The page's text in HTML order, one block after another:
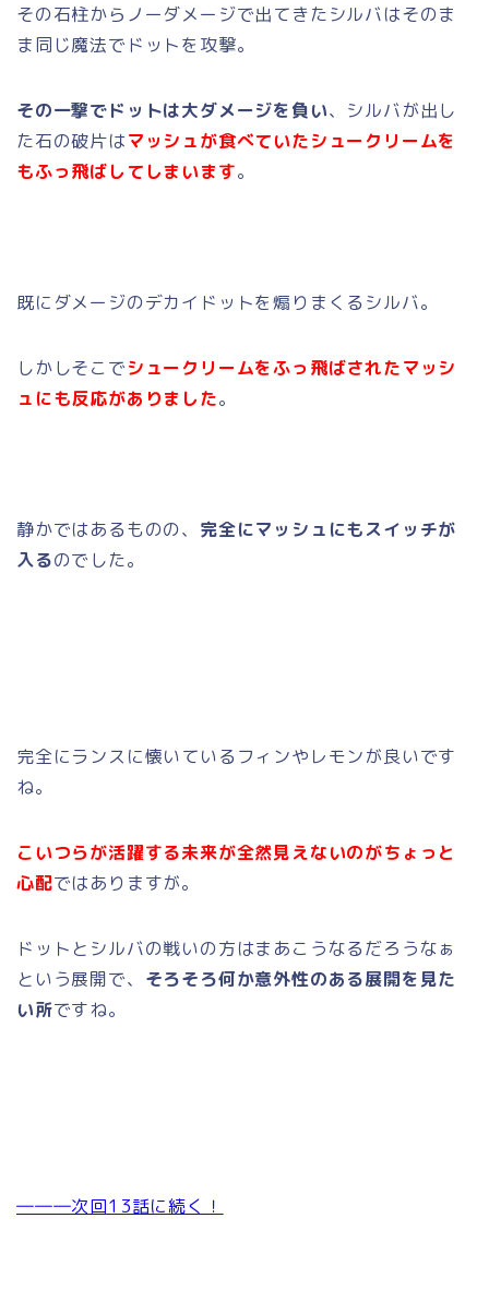
その石柱からノーダメージで出てきたシルバはそのま
ま同じ魔法でドットを攻撃。
その一撃でドットは大ダメージを負い、シルバが出し
た石の破片はマッシュが食べていたシュークリームを
もふっ飛ばしてしまいます。
既にダメージのデカイドットを煽りまくるシルバ。
しかしそこでシュークリームをふっ飛ばされたマッシ
ュにも反応がありました。
静かではあるものの、 完全にマッシュにもスイッチが
入るのでした。
完全にランスに懐いているフィンやレモンが良いです
ね。
こいつらが活躍する未来が全然見えないのがちょっと
心配ではありますが。
ドットとシルバの戦いの方はまあこうなるだろうなぁ
という展開で、 そろそろ何か意外性のある展開を見た
い所ですね。
―――次回13話に続く！